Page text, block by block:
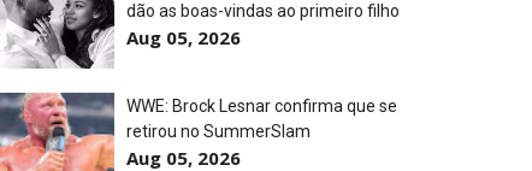
dão as boas-vindas ao primeiro filho
Aug 05, 2026
WWE: Brock Lesnar confirma que se
retirou no SummerSlam
Aug 05, 2026